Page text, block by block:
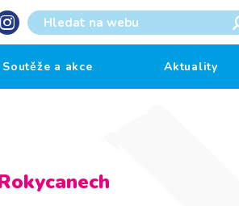
Soutěže a akce Aktuality